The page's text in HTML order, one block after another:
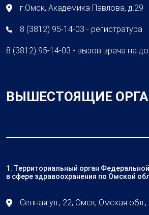
г.Омск, Академика Павлова, д.29
8 (3812) 95-14-03 - регистратура
8 (3812) 95-14-03 - вызов врача на
ВЫШЕСТОЯЩИЕ
1. Территориальный орган
в сфере здравоохранения по Омской
Сенная ул., 22, Омск, Омская